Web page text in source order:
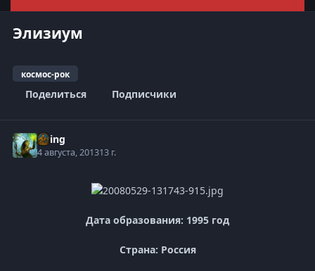
Элизиум
космос-рок
Поделиться Подписчики
Elring
4 августа, 201313 г.
Дата образования: 1995 год
Страна: Россия